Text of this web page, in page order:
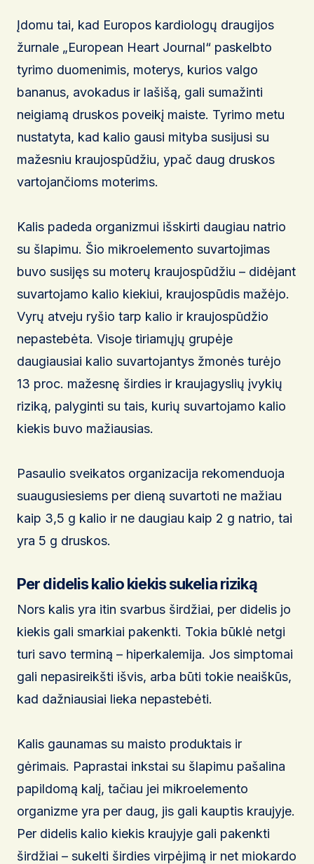
Įdomu tai, kad Europos kardiologų draugijos
žurnale „European Heart Journal“ paskelbto
tyrimo duomenimis, moterys, kurios valgo
bananus, avokadus ir lašišą, gali sumažinti
neigiamą druskos poveikį maiste. Tyrimo metu
nustatyta, kad kalio gausi mityba susijusi su
mažesniu kraujospūdžiu, ypač daug druskos
vartojančioms moterims.
Kalis padeda organizmui išskirti daugiau natrio
su šlapimu. Šio mikroelemento suvartojimas
buvo susijęs su moterų kraujospūdžiu – didėjant
suvartojamo kalio kiekiui, kraujospūdis mažėjo.
Vyrų atveju ryšio tarp kalio ir kraujospūdžio
nepastebėta. Visoje tiriamųjų grupėje
daugiausiai kalio suvartojantys žmonės turėjo
13 proc. mažesnę širdies ir kraujagyslių įvykių
riziką, palyginti su tais, kurių suvartojamo kalio
kiekis buvo mažiausias.
Pasaulio sveikatos organizacija rekomenduoja
suaugusiesiems per dieną suvartoti ne mažiau
kaip 3,5 g kalio ir ne daugiau kaip 2 g natrio, tai
yra 5 g druskos.
Per didelis kalio kiekis sukelia riziką
Nors kalis yra itin svarbus širdžiai, per didelis jo
kiekis gali smarkiai pakenkti. Tokia būklė netgi
turi savo terminą – hiperkalemija. Jos simptomai
gali nepasireikšti išvis, arba būti tokie neaiškūs,
kad dažniausiai lieka nepastebėti.
Kalis gaunamas su maisto produktais ir
gėrimais. Paprastai inkstai su šlapimu pašalina
papildomą kalį, tačiau jei mikroelemento
organizme yra per daug, jis gali kauptis kraujyje.
Per didelis kalio kiekis kraujyje gali pakenkti
širdžiai – sukelti širdies virpėjimą ir net miokardo